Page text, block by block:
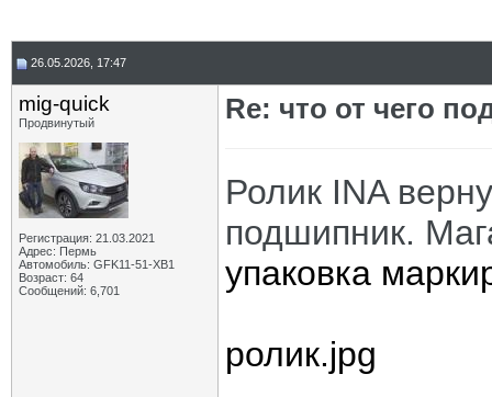
26.05.2026, 17:47
mig-quick
Продвинутый
Регистрация: 21.03.2021
Адрес: Пермь
Автомобиль: GFK11-51-ХВ1
Возраст: 64
Сообщений: 6,701
Re: что от чего
Ролик INA
подшипник.
упаковка
ролик.jpg